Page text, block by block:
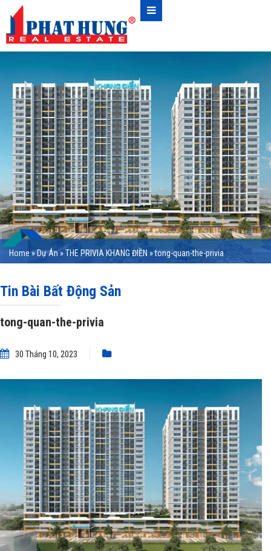
Home»Dự Án»THE PRIVIA KHANG ĐIỀN »tong-quan-the-privia
Tin Bài Bất Động Sản
tong-quan-the-privia
30 Tháng 10, 2023